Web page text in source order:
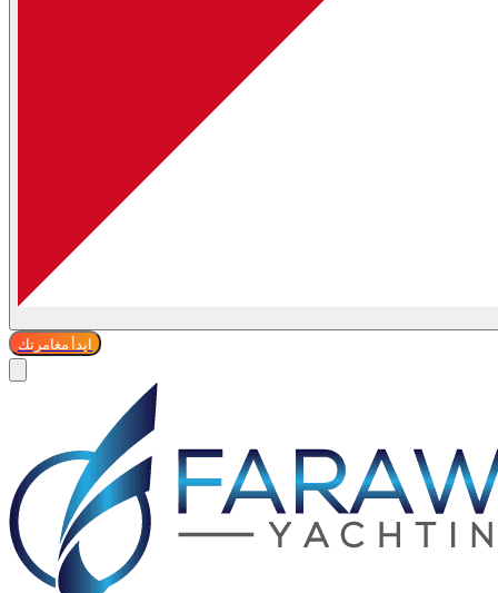
ابدأ مغامرتك